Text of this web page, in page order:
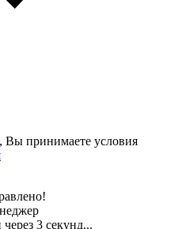
принимаете условия
3 секунд...